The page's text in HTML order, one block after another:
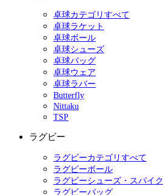
卓球カテゴリすべて
卓球ラケット
卓球ボール
卓球シューズ
卓球バッグ
卓球ウェア
卓球ラバー
Butterfly
Nittaku
TSP
ラグビー
ラグビーカテゴリすべて
ラグビーボール
ラグビーシューズ・スパイク
ラグビーバッグ